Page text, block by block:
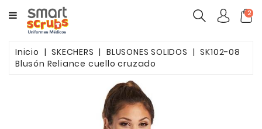
CATEGORY
HOMBRES
2
Inicio SKECHERS BLUSONES SOLIDOS
SK102-08
Blusón Reliance cuello cruzado